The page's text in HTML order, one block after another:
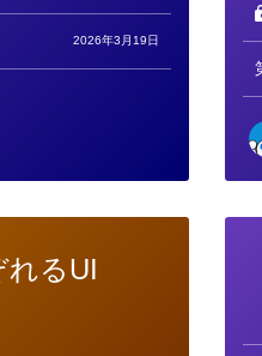
2026年3月19日
れるUI
リ